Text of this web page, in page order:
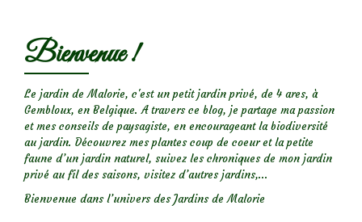
Bienvenue !
Le jardin de Malorie, c'est un petit jardin privé, de 4 ares, à
Gembloux, en Belgique. A travers ce blog, je partage ma passion
et mes conseils de paysagiste, en encourageant la biodiversité
au jardin. Découvrez mes plantes coup de coeur et la petite
faune d’un jardin naturel, suivez les chroniques de mon jardin
privé au fil des saisons, visitez d’autres jardins,...
Bienvenue dans l’univers des Jardins de Malorie